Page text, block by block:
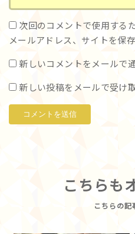
次回のコメントで使用する
メールアドレス、サイトを保存
新しいコメントをメールで
新しい投稿をメールで受け
こちらも